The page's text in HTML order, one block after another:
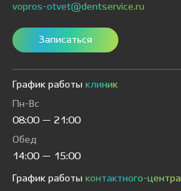
vopros-otvet@dentservice.ru
Записаться
График работы клиник
Пн-Вс
08:00 — 21:00
Обед
14:00 — 15:00
График работы контактного-центра